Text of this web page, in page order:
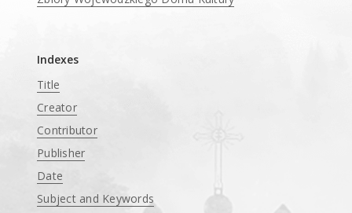
Indexes
Title
Creator
Contributor
Publisher
Date
Subject and Keywords